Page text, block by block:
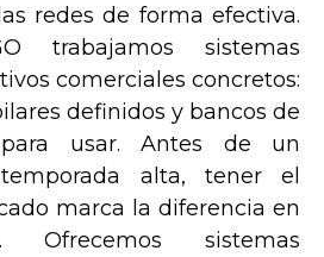
redes de forma efectiva.
trabajamos sistemas
comerciales concretos:
definidos y bancos de
usar. Antes de un
alta, tener el
marca la diferencia en
Ofrecemos sistemas